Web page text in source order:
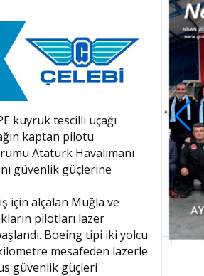
kuyruk tescilli uçağı
kaptan pilotu
Atatürk Havalimanı
güvenlik güçlerine
için alçalan Muğla ve
pilotları lazer
Boeing tipi iki yolcu
mesafeden lazerle
güvenlik güçleri